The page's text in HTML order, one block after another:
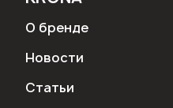
О бренде
Новости
Статьи